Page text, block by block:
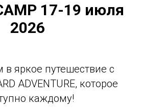
17-19 июля
2026
яркое путешествие с
ADVENTURE, которое
каждому!